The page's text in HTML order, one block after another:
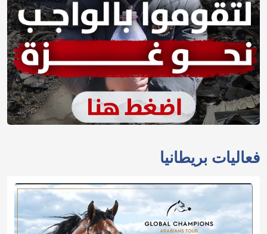
فعاليات بريطانيا